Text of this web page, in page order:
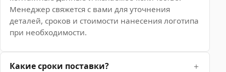
Менеджер свяжется с вами для уточнения
деталей, сроков и стоимости нанесения логотипа
при необходимости.
Какие сроки поставки?